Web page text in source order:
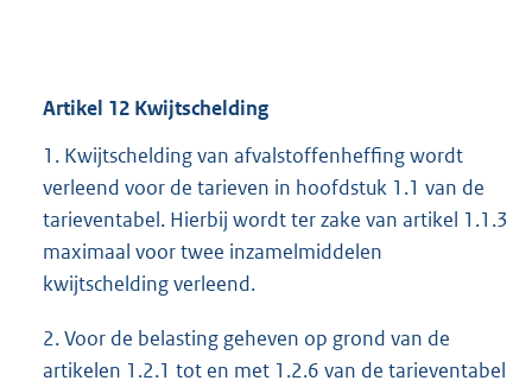
Artikel 12 Kwijtschelding
1. Kwijtschelding van afvalstoffenheffing wordt
verleend voor de tarieven in hoofdstuk 1.1 van de
tarieventabel. Hierbij wordt ter zake van artikel 1.1.3
maximaal voor twee inzamelmiddelen
kwijtschelding verleend.
2. Voor de belasting geheven op grond van de
artikelen 1.2.1 tot en met 1.2.6 van de tarieventabel